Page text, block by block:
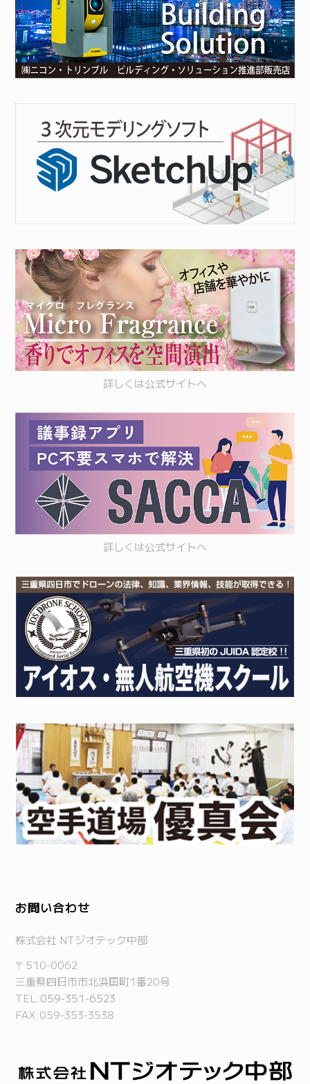
詳しくは公式サイトへ
詳しくは公式サイトへ
お問い合わせ
株式会社 NTジオテック中部
〒510-0062
三重県四日市市北浜田町1番20号
TEL:059-351-6523
FAX:059-353-3538